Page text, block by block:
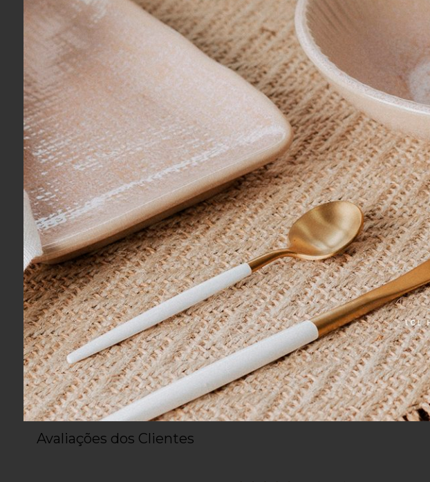
Medidas: C 15cm - L 15cm - A 9cm
Destaques:
Formas únicas e delicadas;
Estampa com toque de realeza;
Moderno e antigo em harmonia;
Porcelana Premium.
Cuidados e Uso:
Não utilizar em máquina de lavar;
Não utilizar no microondas;
Não deixar de molho;
Não esfregar as estampas ou o fio de ouro com
Não usar produtos abrasivos ou a parte áspera da
Não lavar com água fervendo.
Descrição da Marca
A marca holandesa Pip Studio possui como lema: "Produtos
meio dos detalhes, acabamentos e cores especiais de seus
Avaliações dos Clientes